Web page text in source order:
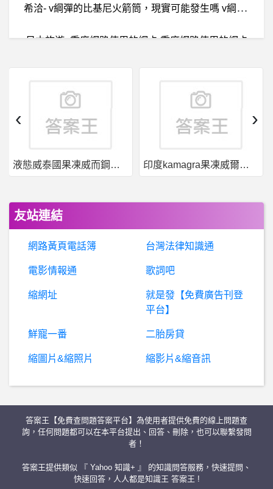
希
洽- v綱彈的比基尼火箭筒，現實可能發生嗎 v綱彈的比基尼火箭筒，現實可能發生嗎
日本旅遊- 重度網路使用的網卡 重度網路使用的網卡
電
影- 請問有描寫性冷感的劇情片嗎 請問有描寫性冷感的劇情片嗎
日
本旅遊- 請問有沒有日本人用的討論版？ 請問有沒有日本人用的討論版？
銀行服務- 第一銀行網路銀行當機？（手機）
棒球- 富邦已經為冠軍砸大錢了怎麼戰績還是這樣
希洽- 葦名弦一郎改成公主如何？
房屋交易- 透天與大樓的價差 透天與大樓的價差
華
晨是詐騙嗎？安全合法嗎？華晨詐騙、華晨投資詐騙、受害人被騙118萬無法出金
液態威泰國果凍威而鋼哪裡買 印度kamagra果凍威爾剛用於治療男性勃起功能障礙
‹ ›
友站連結
網路黃頁電話簿 台灣法律知識通
電影情報通 歌詞吧
縮網址
就是發【免費廣告刊登
平台】
鮮寵一番 二胎房貸
縮圖片&縮照片 縮影片&縮音訊
答案王【免費查問題答案平台】為使用者提供免費的線上問題查
詢，任何問題都可以在本平台提出、回答、刪除，也可以聯繫發問
者！
答案王提供類似 『 Yahoo 知識+ 』 的知識問答服務，快速提問、
快速回答，人人都是知識王 答案王 !